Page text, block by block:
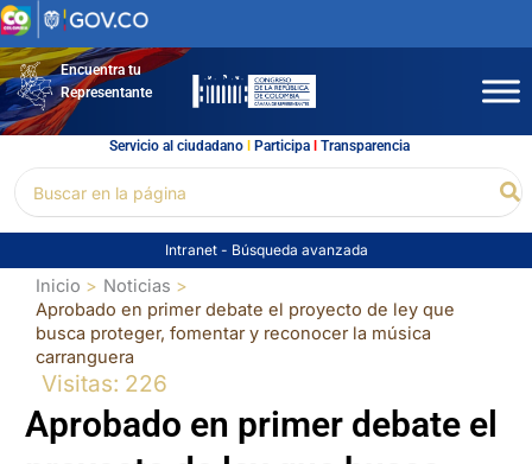
Ir
al
contenidoEncuentra tu
Representante
Servicio al ciudadano l Participal Transparencia
por:
Intranet - Búsqueda avanzada
Inicio
Noticias
Aprobado en primer debate el proyecto de ley que
busca proteger, fomentar y reconocer la música
carranguera
Visitas: 226
Aprobado en primer debate el